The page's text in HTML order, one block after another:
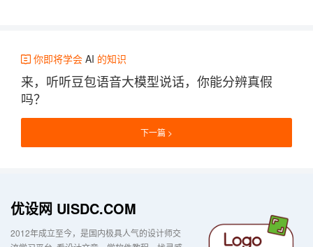
你即将学会 AI 的知识
来，听听豆包语音大模型说话，你能分辨真假
吗？
下一篇
优设网 UISDC.COM
2012年成立至今，是国内极具人气的设计师交